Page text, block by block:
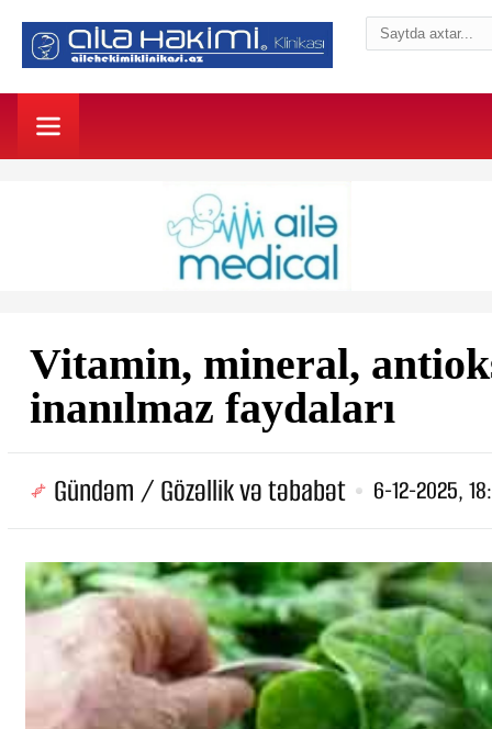
Vitamin, mineral,
inanılmaz faydaları
Gündəm / Gözəllik və təbabət 6-12-2025,